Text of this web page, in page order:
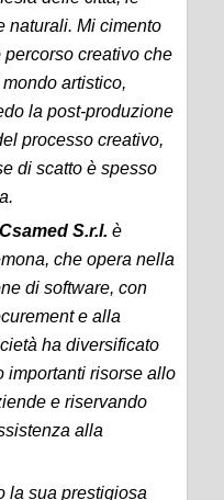
naturali. Mi cimento
creativo che
artistico,
la post-produzione
processo creativo,
di scatto è spesso
S.r.l. è
che opera nella
di software, con
e alla
ha diversificato
importanti risorse allo
e riservando
alla
la sua prestigiosa